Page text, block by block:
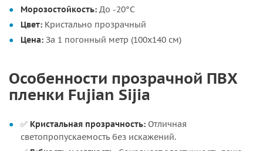
Морозостойкость: До -20°C
Цвет: Кристально прозрачный
Цена: За 1 погонный метр (100х140 см)
Особенности прозрачной ПВХ
пленки Fujian Sijia
✅ Кристальная прозрачность: Отличная
светопропускаемость без искажений.